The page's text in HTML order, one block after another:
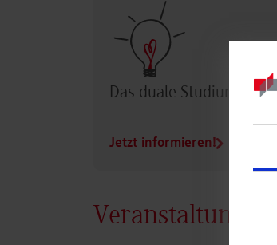
Das duale Studium im
Jetzt informieren!
Veranstaltungen